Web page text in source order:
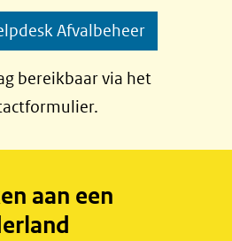
Afvalbeheer
bereikbaar via het
aan een